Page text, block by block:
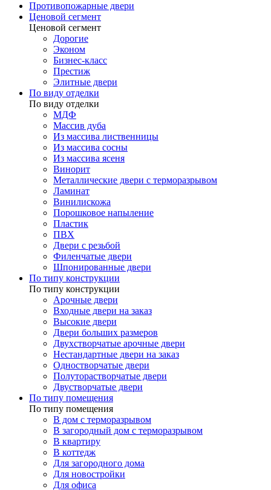
Противопожарные двери
Ценовой сегмент
Ценовой сегмент
Дорогие
Эконом
Бизнес-класс
Престиж
Элитные двери
По виду отделки
По виду отделки
МДФ
Массив дуба
Из массива лиственницы
Из массива сосны
Из массива ясеня
Винорит
Металлические двери с терморазрывом
Ламинат
Винилискожа
Порошковое напыление
Пластик
ПВХ
Двери с резьбой
Филенчатые двери
Шпонированные двери
По типу конструкции
По типу конструкции
Арочные двери
Входные двери на заказ
Высокие двери
Двери больших размеров
Двухстворчатые арочные двери
Нестандартные двери на заказ
Одностворчатые двери
Полуторастворчатые двери
Двустворчатые двери
По типу помещения
По типу помещения
В дом с терморазрывом
В загородный дом с терморазрывом
В квартиру
В коттедж
Для загородного дома
Для новостройки
Для офиса